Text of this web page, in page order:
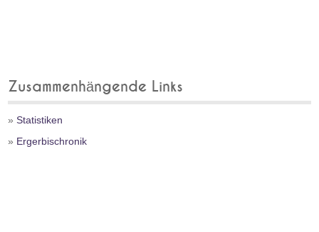
Zusammenhängende Links
»Statistiken
» Ergerbischronik